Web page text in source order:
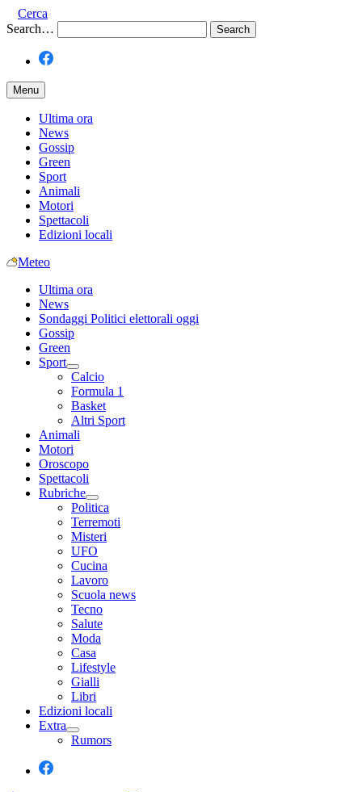
Cerca
Search…
Menu
Ultima ora
News
Gossip
Green
Sport
Animali
Motori
Spettacoli
Edizioni locali
Meteo
Ultima ora
News
Sondaggi Politici elettorali oggi
Gossip
Green
Sport
Calcio
Formula 1
Basket
Altri Sport
Animali
Motori
Oroscopo
Spettacoli
Rubriche
Politica
Terremoti
Misteri
UFO
Cucina
Lavoro
Scuola news
Tecno
Salute
Moda
Casa
Lifestyle
Gialli
Libri
Edizioni locali
Extra
Rumors